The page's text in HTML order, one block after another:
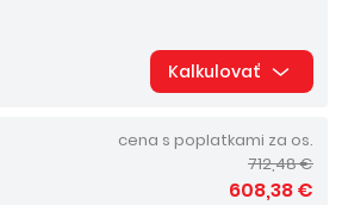
Kalkulovať
cena s poplatkami za os.
712,48 €
608,38 €